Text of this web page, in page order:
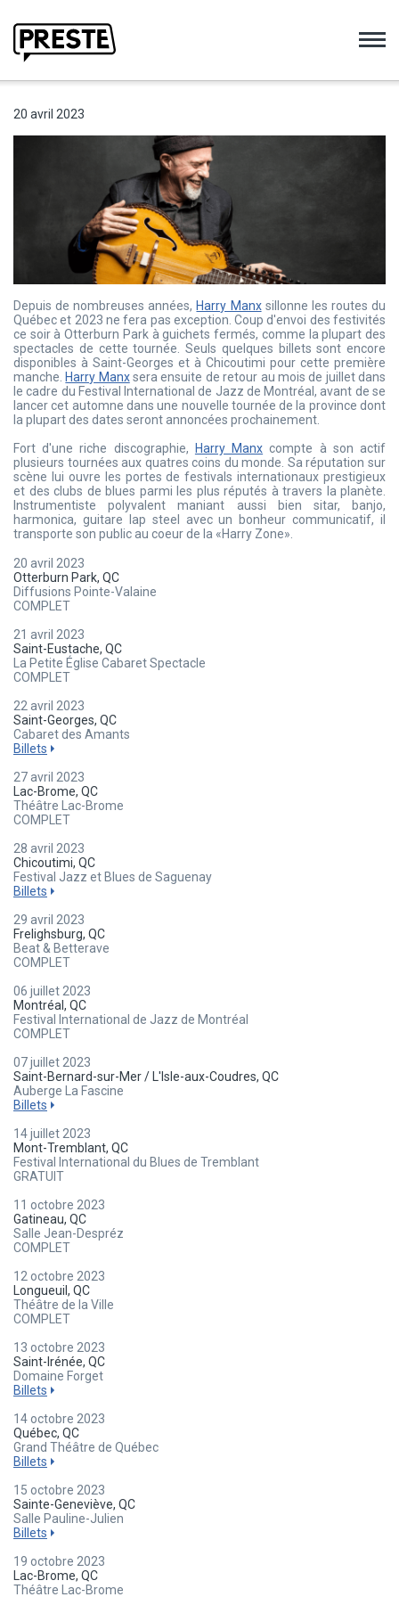
20 avril 2023
Depuis de nombreuses années, Harry Manxsillonne les routes du
Québec et 2023 ne fera pas exception. Coup d'envoi des festivités
ce soir à Otterburn Park à guichets fermés, comme la plupart des
spectacles de cette tournée. Seuls quelques billets sont encore
disponibles à Saint-Georges et à Chicoutimi pour cette première
manche. Harry Manxsera ensuite de retour au mois de juillet dans
le cadre du Festival International de Jazz de Montréal, avant de se
lancer cet automne dans une nouvelle tournée de la province dont
la plupart des dates seront annoncées prochainement.
Fort d'une riche discographie, Harry Manx compte à son actif
plusieurs tournées aux quatres coins du monde. Sa réputation sur
scène lui ouvre les portes de festivals internationaux prestigieux
et des clubs de blues parmi les plus réputés à travers la planète.
Instrumentiste polyvalent maniant aussi bien sitar, banjo,
harmonica, guitare lap steel avec un bonheur communicatif, il
transporte son public au coeur de la «Harry Zone».
20 avril 2023
Otterburn Park, QC
Diffusions Pointe-Valaine
COMPLET
21 avril 2023
Saint-Eustache, QC
La Petite Église Cabaret Spectacle
COMPLET
22 avril 2023
Saint-Georges, QC
Cabaret des Amants
Billets
27 avril 2023
Lac-Brome, QC
Théâtre Lac-Brome
COMPLET
28 avril 2023
Chicoutimi, QC
Festival Jazz et Blues de Saguenay
Billets
29 avril 2023
Frelighsburg, QC
Beat & Betterave
COMPLET
06 juillet 2023
Montréal, QC
Festival International de Jazz de Montréal
COMPLET
07 juillet 2023
Saint-Bernard-sur-Mer / L'Isle-aux-Coudres, QC
Auberge La Fascine
Billets
14 juillet 2023
Mont-Tremblant, QC
Festival International du Blues de Tremblant
GRATUIT
11 octobre 2023
Gatineau, QC
Salle Jean-Despréz
COMPLET
12 octobre 2023
Longueuil, QC
Théâtre de la Ville
COMPLET
13 octobre 2023
Saint-Irénée, QC
Domaine Forget
Billets
14 octobre 2023
Québec, QC
Grand Théâtre de Québec
Billets
15 octobre 2023
Sainte-Geneviève, QC
Salle Pauline-Julien
Billets
19 octobre 2023
Lac-Brome, QC
Théâtre Lac-Brome